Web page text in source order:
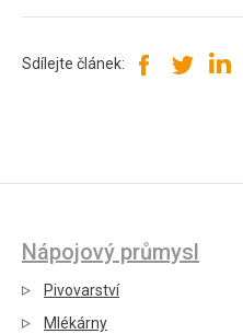
Sdílejte článek:
Nápojový průmysl
Pivovarství
Mlékárny